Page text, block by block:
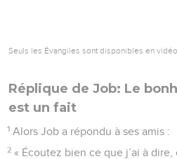
Seuls les Évangiles sont disponibles en
Réplique de Job: Le
est un fait
1 Alors Job a répondu à ses amis :
2 « Écoutez bien ce que j’ai à